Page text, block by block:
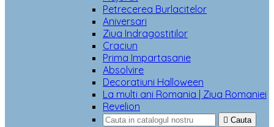
Petrecerea Burlacitelor
Aniversari
Ziua Indragostitilor
Craciun
Prima Impartasanie
Absolvire
Decoratiuni Halloween
La multi ani Romania | Ziua Romaniei
Revelion
 Cauta